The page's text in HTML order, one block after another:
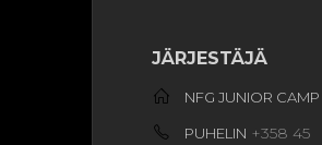
JÄRJESTÄJÄ
NFG JUNIOR CAMP
PUHELIN +358 45